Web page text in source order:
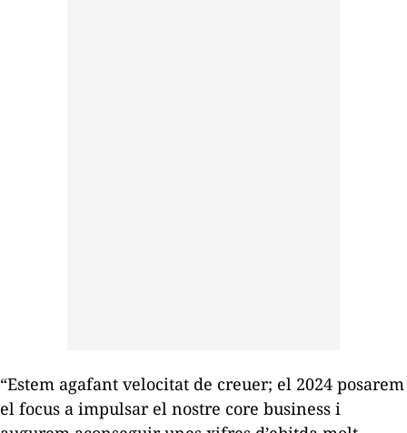
“Estem agafant velocitat de creuer; el 2024 posarem
el focus a impulsar el nostre core business i